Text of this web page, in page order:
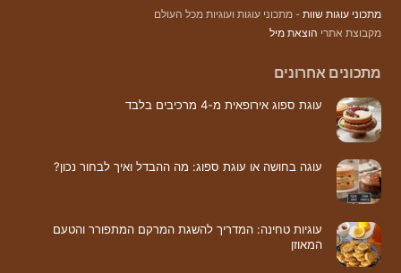
מתכוני עוגות שוות - מתכוני עוגות ועוגיות מכל העולם
מקבוצת אתרי הוצאת מיל
מתכונים אחרונים
עוגת ספוג אירופאית מ-4 מרכיבים בלבד
עוגה בחושה או עוגת ספוג: מה ההבדל ואיך לבחור נכון?
עוגיות טחינה: המדריך להשגת המרקם המתפורר והטעם
המאוזן